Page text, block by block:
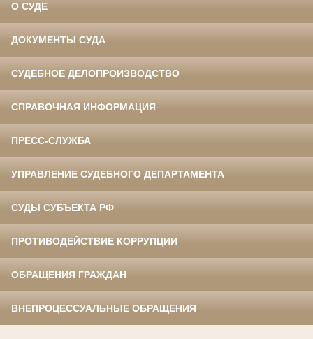
О СУДЕ
ДОКУМЕНТЫ СУДА
СУДЕБНОЕ ДЕЛОПРОИЗВОДСТВО
СПРАВОЧНАЯ ИНФОРМАЦИЯ
ПРЕСС-СЛУЖБА
УПРАВЛЕНИЕ СУДЕБНОГО ДЕПАРТАМЕНТА
СУДЫ СУБЪЕКТА РФ
ПРОТИВОДЕЙСТВИЕ КОРРУПЦИИ
ОБРАЩЕНИЯ ГРАЖДАН
ВНЕПРОЦЕССУАЛЬНЫЕ ОБРАЩЕНИЯ